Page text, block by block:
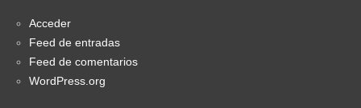
Acceder
Feed de entradas
Feed de comentarios
WordPress.org